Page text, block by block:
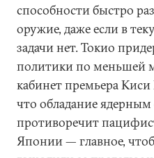
способности быстро
оружие, даже если в
задачи нет. Токио
политики по меньшей
кабинет премьера
что обладание
противоречит
Японии — главное,